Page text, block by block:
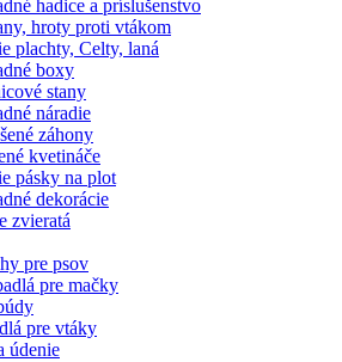
hadice a príslušenstvo
hroty proti vtákom
plachty, Celty, laná
boxy
stany
náradie
záhony
kvetináče
pásky na plot
dekorácie
zvieratá
pre psov
pre mačky
pre vtáky
údenie